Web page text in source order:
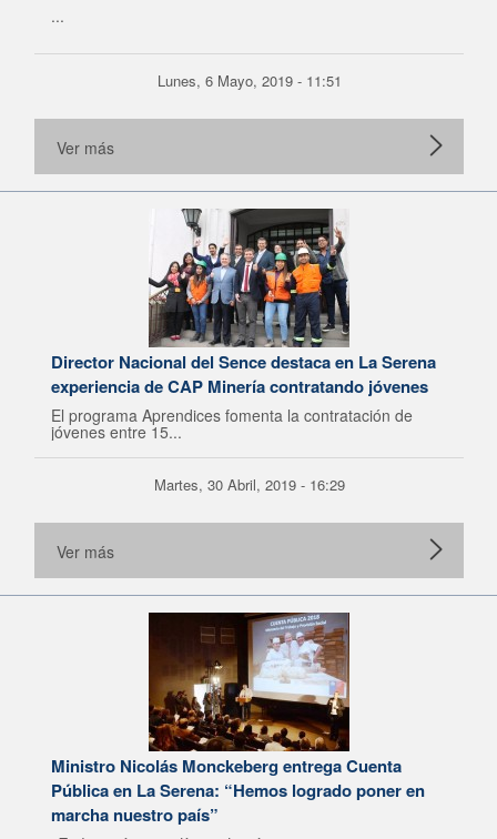
...
Lunes, 6 Mayo, 2019 - 11:51
Ver más
Director Nacional del Sence destaca en La Serena
experiencia de CAP Minería contratando jóvenes
El programa Aprendices fomenta la contratación de
jóvenes entre 15...
Martes, 30 Abril, 2019 - 16:29
Ver más
Ministro Nicolás Monckeberg entrega Cuenta
Pública en La Serena: “Hemos logrado poner en
marcha nuestro país”